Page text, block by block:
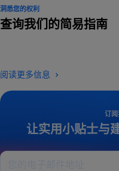
订
让实用小贴士与
洞悉您的权利
查询我们的简易指南
阅读更多信息